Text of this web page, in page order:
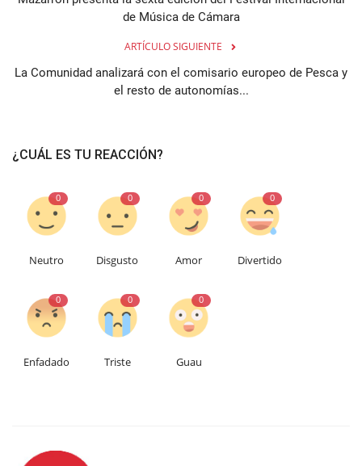
de Música de Cámara
ARTÍCULO SIGUIENTE
La Comunidad analizará con el comisario europeo de Pesca y
el resto de autonomías...
¿CUÁL ES TU REACCIÓN?
0
Neutro
0
Disgusto
0
Amor
0
Divertido
0
Enfadado
0
Triste
0
Guau